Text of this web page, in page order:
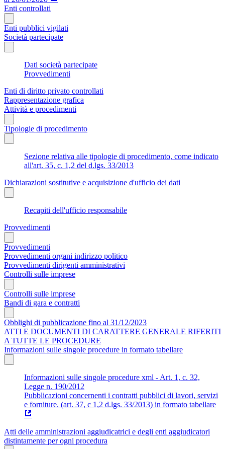
Enti controllati
Enti pubblici vigilati
Società partecipate
Dati società partecipate
Provvedimenti
Enti di diritto privato controllati
Rappresentazione grafica
Attività e procedimenti
Tipologie di procedimento
Sezione relativa alle tipologie di procedimento, come indicato
all'art. 35, c. 1,2 del d.lgs. 33/2013
Dichiarazioni sostitutive e acquisizione d'ufficio dei dati
Recapiti dell'ufficio responsabile
Provvedimenti
Provvedimenti
Provvedimenti organi indirizzo politico
Provvedimenti dirigenti amministrativi
Controlli sulle imprese
Controlli sulle imprese
Bandi di gara e contratti
Obblighi di pubblicazione fino al 31/12/2023
ATTI E DOCUMENTI DI CARATTERE GENERALE RIFERITI
A TUTTE LE PROCEDURE
Informazioni sulle singole procedure in formato tabellare
Informazioni sulle singole procedure xml - Art. 1, c. 32,
Legge n. 190/2012
Pubblicazioni concernenti i contratti pubblici di lavori, servizi
e forniture. (art. 37, c 1,2 d.lgs. 33/2013) in formato tabellare
Atti delle amministrazioni aggiudicatrici e degli enti aggiudicatori
distintamente per ogni procedura